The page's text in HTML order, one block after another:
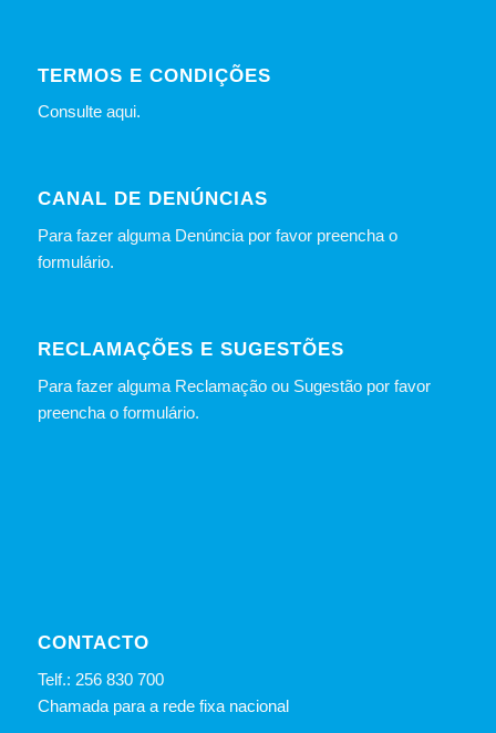
TERMOS E CONDIÇÕES
Consulte aqui.
CANAL DE DENÚNCIAS
Para fazer alguma Denúncia por favor preencha o
formulário.
RECLAMAÇÕES E SUGESTÕES
Para fazer alguma Reclamação ou Sugestão por favor
preencha o formulário.
CONTACTO
Telf.: 256 830 700
Chamada para a rede fixa nacional